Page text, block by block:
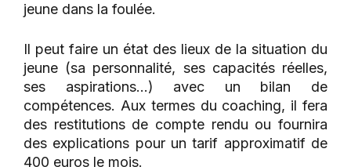
jeune dans la foulée.
Il peut faire un état des lieux de la situation du
jeune (sa personnalité, ses capacités réelles,
ses aspirations…) avec un bilan de
compétences. Aux termes du coaching, il fera
des restitutions de compte rendu ou fournira
des explications pour un tarif approximatif de
400 euros le mois.